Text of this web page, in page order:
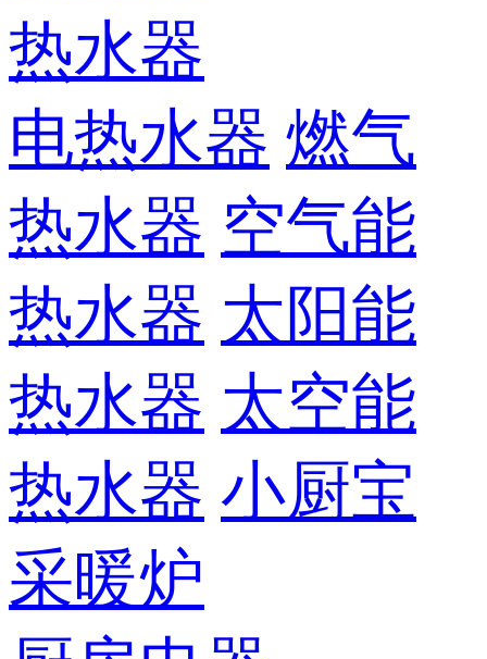
热水器
电热水器 燃气
热水器 空气能
热水器 太阳能
热水器 太空能
热水器 小厨宝
采暖炉